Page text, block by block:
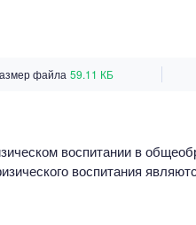
файла 59.11 КБ
воспитании в
воспитания